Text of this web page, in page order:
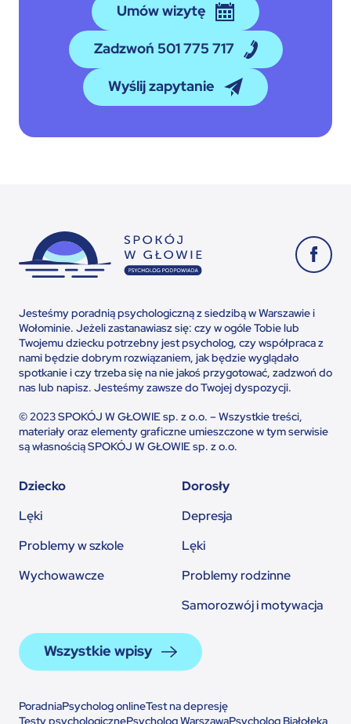
Umów wizytę
Zadzwoń 501 775 717
Wyślij zapytanie
Jesteśmy poradnią psychologiczną z siedzibą w Warszawie i
Wołominie. Jeżeli zastanawiasz się: czy w ogóle Tobie lub
Twojemu dziecku potrzebny jest psycholog, czy współpraca z
nami będzie dobrym rozwiązaniem, jak będzie wyglądało
spotkanie i czy trzeba się na nie jakoś przygotować, zadzwoń do
nas lub napisz. Jesteśmy zawsze do Twojej dyspozycji.
© 2023 SPOKÓJ W GŁOWIE sp. z o.o. – Wszystkie treści,
materiały oraz elementy graficzne umieszczone w tym serwisie
są własnością SPOKÓJ W GŁOWIE sp. z o.o.
Dziecko
Lęki
Problemy w szkole
Wychowawcze
Dorosły
Depresja
Lęki
Problemy rodzinne
Samorozwój i motywacja
Wszystkie wpisy
PoradniaPsycholog onlineTest na depresję
Testy psychologicznePsycholog WarszawaPsycholog Białołęka